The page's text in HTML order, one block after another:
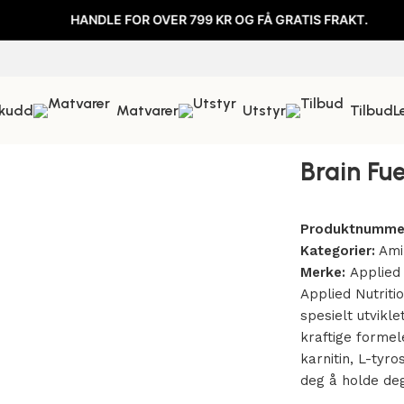
HANDLE FOR OVER 799 KR OG FÅ GRATIS FRAKT.
Matvarer Utstyr Tilbud
Brain
Kategorier:
Merke:Applied
Applied
spesielt
kraftige
karnitin, L-
deg å holde